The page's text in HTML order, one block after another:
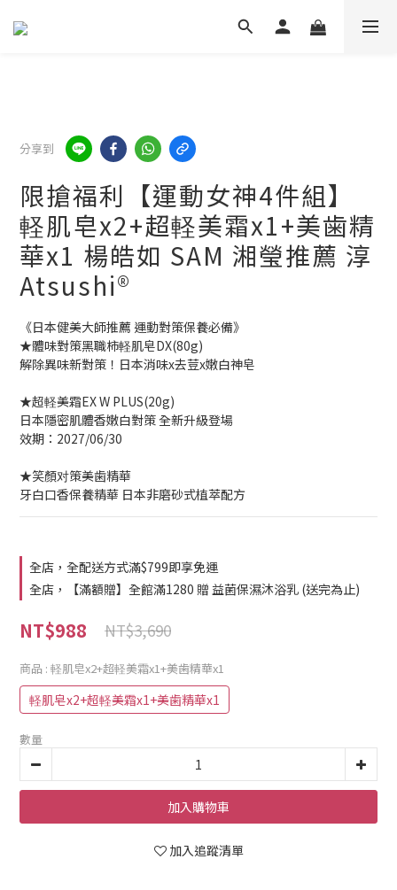
分享到
限搶福利【運動女神4件組】
軽肌皂x2+超軽美霜x1+美歯精
華x1 楊皓如 SAM 湘瑩推薦 淳
Atsushi®
《日本健美大師推薦 運動對策保養必備》
★體味對策黑職柿軽肌皂DX(80g)
解除異味新對策！日本消味x去荳x嫩白神皂
★超軽美霜EX W PLUS(20g)
日本隱密肌體香嫩白對策 全新升級登場
效期：2027/06/30
★笑顏对策美歯精華
牙白口香保養精華 日本非磨砂式植萃配方
全店，全配送方式滿$799即享免運
全店，【滿額贈】全館滿1280 贈 益菌保濕沐浴乳 (送完為止)
NT$988 NT$3,690
商品 : 軽肌皂x2+超軽美霜x1+美歯精華x1
軽肌皂x2+超軽美霜x1+美歯精華x1
數量
加入購物車
加入追蹤清單